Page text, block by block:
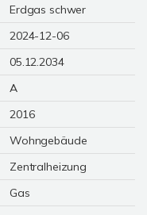
Erdgas schwer
2024-12-06
05.12.2034
A
2016
Wohngebäude
Zentralheizung
Gas